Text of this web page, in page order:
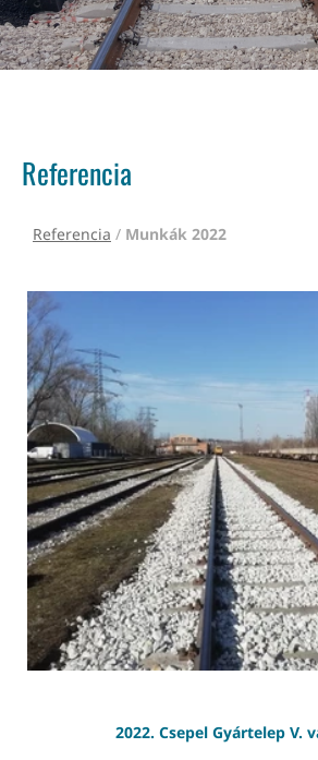
Referencia
Referencia / Munkák 2022
2022.02 Csepel Gyártelep V. vágány
2022. Csepel Gyártelep V.